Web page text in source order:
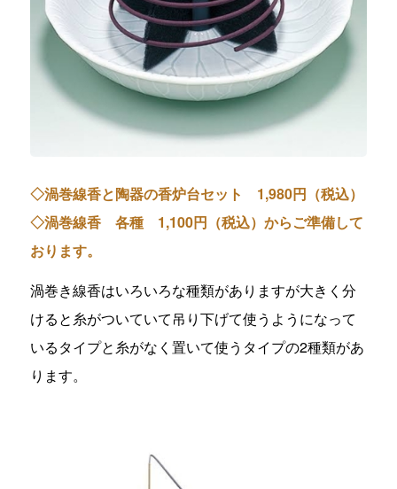
◇渦巻線香と陶器の香炉台セット 1,980円（税込）
◇渦巻線香 各種 1,100円（税込）からご準備して
おります。
渦巻き線香はいろいろな種類がありますが大きく分
けると糸がついていて吊り下げて使うようになって
いるタイプと糸がなく置いて使うタイプの2種類があ
ります。